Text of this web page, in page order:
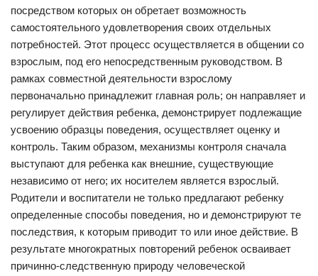
посредством которых он обретает возможность
самостоятельного удовлетворения своих отдельных
потребностей. Этот процесс осуществляется в общении со
взрослым, под его непосредственным руководством. В
рамках совместной деятельности взрослому
первоначально принадлежит главная роль; он направляет и
регулирует действия ребенка, демонстрирует подлежащие
усвоению образцы поведения, осуществляет оценку и
контроль. Таким образом, механизмы контроля сначала
выступают для ребенка как внешние, существующие
независимо от него; их носителем является взрослый.
Родители и воспитатели не только предлагают ребенку
определенные способы поведения, но и демонстрируют те
последствия, к которым приводит то или иное действие. В
результате многократных повторений ребенок осваивает
причинно-следственную природу человеческой